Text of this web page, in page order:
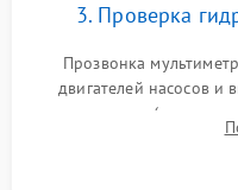
3. Проверка
Прозвонка
двигателей насосов и
прессостата (датчика
концевика дверцы и